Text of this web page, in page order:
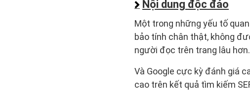
Nội dung độc đáo
Một trong những yếu tố
bảo tính chân thật, không
người đọc trên trang lâu hơn.
Và Google cực kỳ đánh giá
cao trên kết quả tìm kiếm